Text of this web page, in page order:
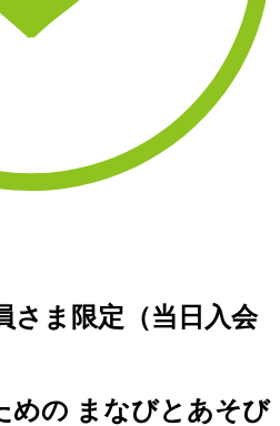
さま限定（当日入会
めの まなびとあそび